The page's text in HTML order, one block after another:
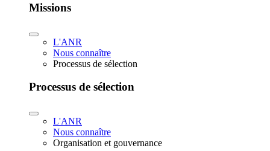
Missions
L'ANR
Nous connaître
Processus de sélection
Processus de sélection
L'ANR
Nous connaître
Organisation et gouvernance